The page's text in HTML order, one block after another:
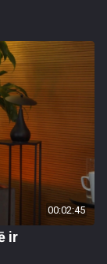
00:02:45
ir